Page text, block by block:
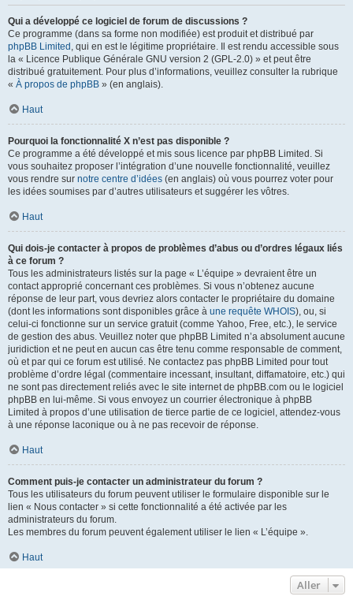
Qui a développé ce logiciel de forum de discussions ?
Ce programme (dans sa forme non modifiée) est produit et distribué par
phpBB Limited , qui en est le légitime propriétaire. Il est rendu accessible sous
la « Licence Publique Générale GNU version 2 (GPL-2.0) » et peut être
distribué gratuitement. Pour plus d’informations, veuillez consulter la rubrique
« À propos de phpBB » (en anglais).
Haut
Pourquoi la fonctionnalité X n’est pas disponible ?
Ce programme a été développé et mis sous licence par phpBB Limited. Si
vous souhaitez proposer l’intégration d’une nouvelle fonctionnalité, veuillez
vous rendre sur notre centre d’idées (en anglais) où vous pourrez voter pour
les idées soumises par d’autres utilisateurs et suggérer les vôtres.
Haut
Qui dois-je contacter à propos de problèmes d’abus ou d’ordres légaux liés
à ce forum ?
Tous les administrateurs listés sur la page « L’équipe » devraient être un
contact approprié concernant ces problèmes. Si vous n’obtenez aucune
réponse de leur part, vous devriez alors contacter le propriétaire du domaine
(dont les informations sont disponibles grâce à une requête WHOIS), ou, si
celui-ci fonctionne sur un service gratuit (comme Yahoo, Free, etc.), le service
de gestion des abus. Veuillez noter que phpBB Limited n’a absolument aucune
juridiction et ne peut en aucun cas être tenu comme responsable de comment,
où et par qui ce forum est utilisé. Ne contactez pas phpBB Limited pour tout
problème d’ordre légal (commentaire incessant, insultant, diffamatoire, etc.) qui
ne sont pas directement reliés avec le site internet de phpBB.com ou le logiciel
phpBB en lui-même. Si vous envoyez un courrier électronique à phpBB
Limited à propos d’une utilisation de tierce partie de ce logiciel, attendez-vous
à une réponse laconique ou à ne pas recevoir de réponse.
Haut
Comment puis-je contacter un administrateur du forum ?
Tous les utilisateurs du forum peuvent utiliser le formulaire disponible sur le
lien « Nous contacter » si cette fonctionnalité a été activée par les
administrateurs du forum.
Les membres du forum peuvent également utiliser le lien « L’équipe ».
Haut
Aller